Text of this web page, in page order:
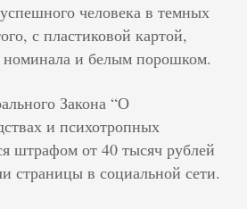
человека в темных
с пластиковой картой,
и белым порошком.
Закона “О
и психотропных
штрафом от 40 тысяч рублей
страницы в социальной сети.